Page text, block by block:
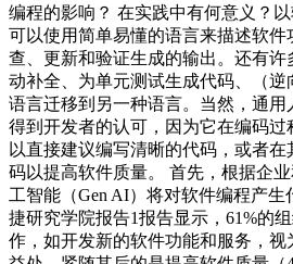
编程的影响？ 在实践中有何意义？
可以使用简单易懂的语言来描述软
查、更新和验证生成的输出。还有许
动补全、为单元测试生成代码、（
语言迁移到另一种语言。当然，通用
得到开发者的认可，因为它在编码过
以直接建议编写清晰的代码，或者
码以提高软件质量。 首先，根据企
工智能（Gen AI）将对软件编程产
捷研究学院报告1报告显示，61%的
作，如开发新的软件功能和服务，